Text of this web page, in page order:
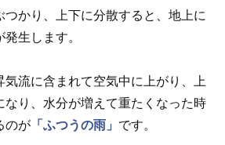
つかり、上下に分散すると、地上に
生します。
気流に含まれて空気中に上がり、上
なり、水分が増えて重たくなった時
のが 「ふつうの雨」 です。